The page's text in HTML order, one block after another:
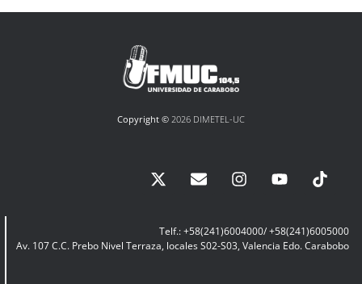
Copyright © 2026 DIMETEL-UC
Telf.: +58(241)6004000/ +58(241)6005000
Av. 107 C.C. Prebo Nivel Terraza, locales S02-S03, Valencia Edo. Carabobo